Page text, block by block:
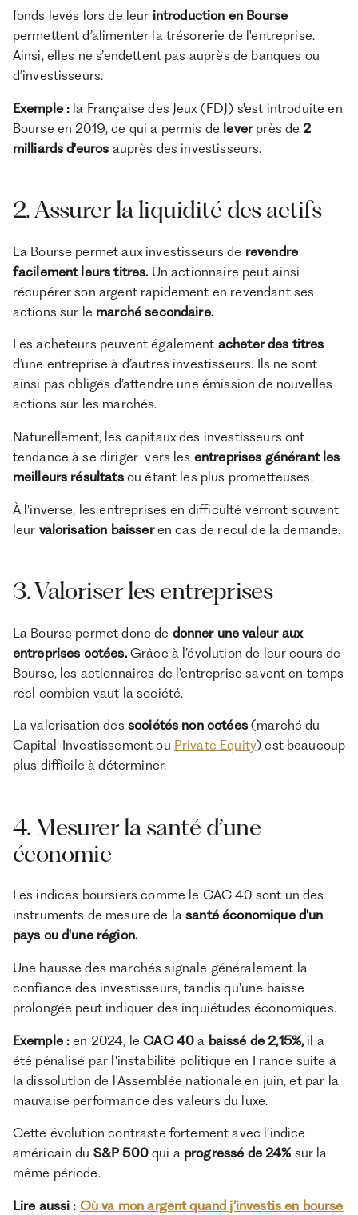
fonds levés lors de leur introduction en Bourse
permettent d’alimenter la trésorerie de l'entreprise.
Ainsi, elles ne s’endettent pas auprès de banques ou
d’investisseurs.
Exemple : la Française des Jeux (FDJ) s'est introduite en
Bourse en 2019, ce qui a permis de leverprès de 2
milliards d'euros auprès des investisseurs.
2. Assurer la liquidité des actifs
La Bourse permet aux investisseurs de revendre
facilement leurs titres. Un actionnaire peut ainsi
récupérer son argent rapidement en revendant ses
actions sur le marché secondaire.
Les acheteurs peuvent également acheter des titres
d’une entreprise à d’autres investisseurs. Ils ne sont
ainsi pas obligés d’attendre une émission de nouvelles
actions sur les marchés.
Naturellement, les capitaux des investisseurs ont
tendance à se diriger vers les entreprises générant les
meilleurs résultatsou étant les plus prometteuses.
À l'inverse, les entreprises en difficulté verront souvent
leur valorisation baisseren cas de recul de la demande.
3. Valoriser les entreprises
La Bourse permet donc de donner une valeur aux
entreprises cotées. Grâce à l’évolution de leur cours de
Bourse, les actionnaires de l'entreprise savent en temps
réel combien vaut la société.
La valorisation des sociétés non cotées(marché du
Capital-Investissement ou Private Equity) est beaucoup
plus difficile à déterminer.
4. Mesurer la santé d’une
économie
Les indices boursiers comme le CAC 40 sont un des
instruments de mesure de lasanté économique d'un
pays ou d'une région.
Une hausse des marchés signale généralement la
confiance des investisseurs, tandis qu'une baisse
prolongée peut indiquer des inquiétudes économiques.
Exemple : en 2024, leCAC 40a baissé de 2,15%, il a
été pénalisé par l'instabilité politique en France suite à
la dissolution de l'Assemblée nationale en juin, et par la
mauvaise performance des valeurs du luxe.
Cette évolution contraste fortement avec l’indice
américain du S&P 500qui a progressé de 24% sur la
même période.
Lire aussi : Où va mon argent quand j’investis en bourse